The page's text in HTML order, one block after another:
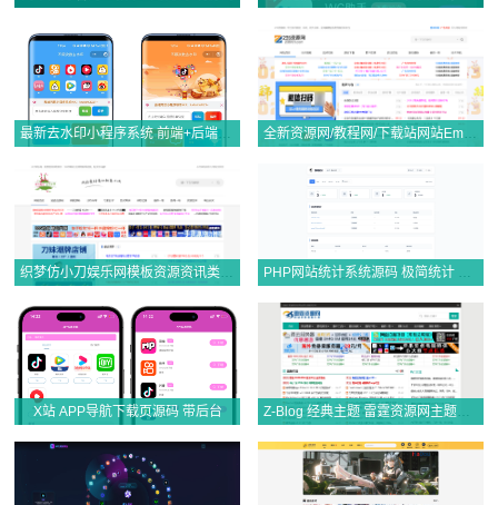
最新去水印小程序系统 前端+后端全套源码 多套模版 免授权 全新资源网/教程网/下载站网站Emlog主题模板源码
织梦仿小刀娱乐网模板资源资讯类网站模板(自适应手机端)
X站 APP导航下载页源码 带后台 Z-Blog 经典主题 雷霆资源网主题源码 全开源·无后门